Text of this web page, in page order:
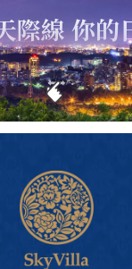
際線 你的